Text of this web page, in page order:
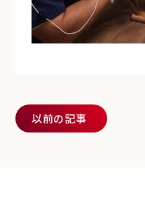
以前の記事